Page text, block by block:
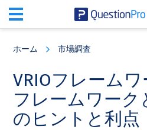
content
sidebar
ホーム 市場調査
VRIOフレームワ
フレームワーク
のヒントと利点